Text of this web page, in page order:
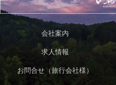
会社案内
求人情報
お問合せ（旅行会社様）